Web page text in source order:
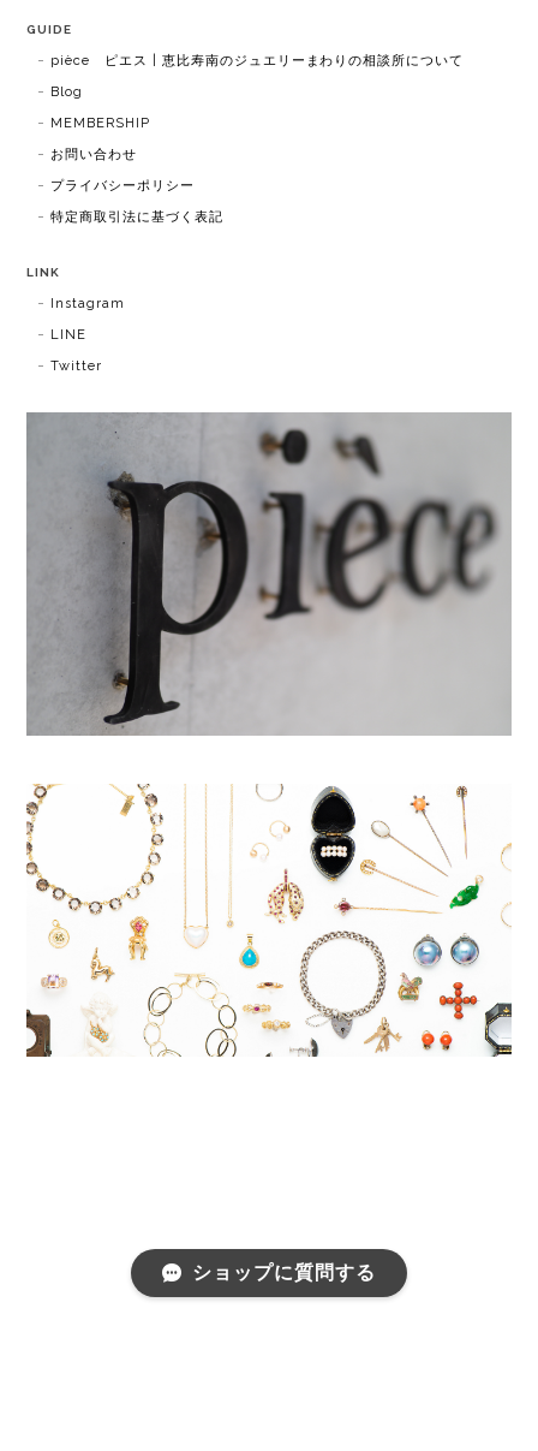
GUIDE
pièce ピエス | 恵比寿南のジュエリーまわりの相談所について
Blog
MEMBERSHIP
お問い合わせ
プライバシーポリシー
特定商取引法に基づく表記
LINK
Instagram
LINE
Twitter
ショップに質問する